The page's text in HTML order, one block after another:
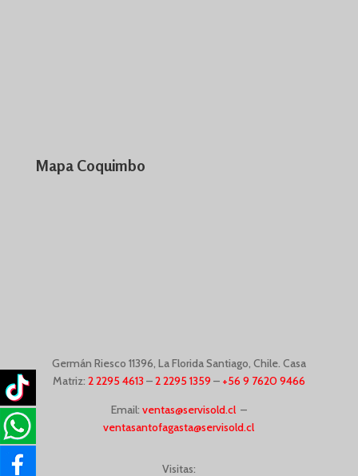
Mapa Coquimbo
Germán Riesco 11396, La Florida Santiago, Chile. Casa
Matriz: 2 2295 4613–2 2295 1359 – +56 9 7620 9466
Email: ventas@servisold.cl–
ventasantofagasta@servisold.cl
Visitas: